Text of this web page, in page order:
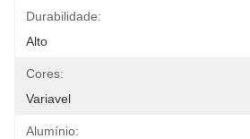
Durabilidade:
Alto
Cores:
Variavel
Alumínio: